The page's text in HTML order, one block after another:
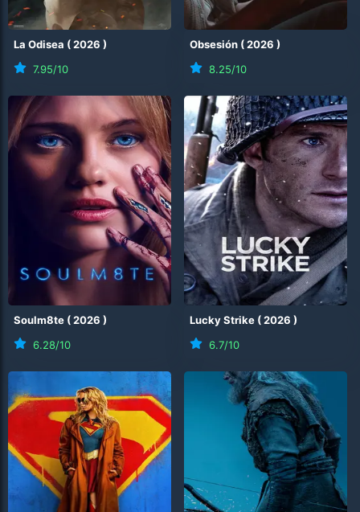
La Odisea (2026 )
7.95/10
Obsesión (2026 )
8.25/10
Soulm8te (2026 )
6.28/10
Lucky Strike (2026 )
6.7/10